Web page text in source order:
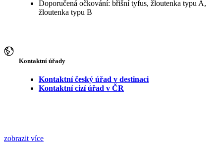
Doporučená očkování: břišní tyfus, žloutenka typu A,
žloutenka typu B
Kontaktní úřady
Kontaktní český úřad v destinaci
Kontaktní cizí úřad v ČR
zobrazit více